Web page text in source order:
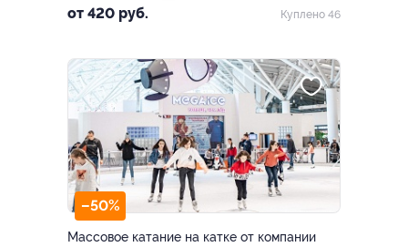
от 420 руб. Куплено 46
–50%
Массовое катание на катке от компании